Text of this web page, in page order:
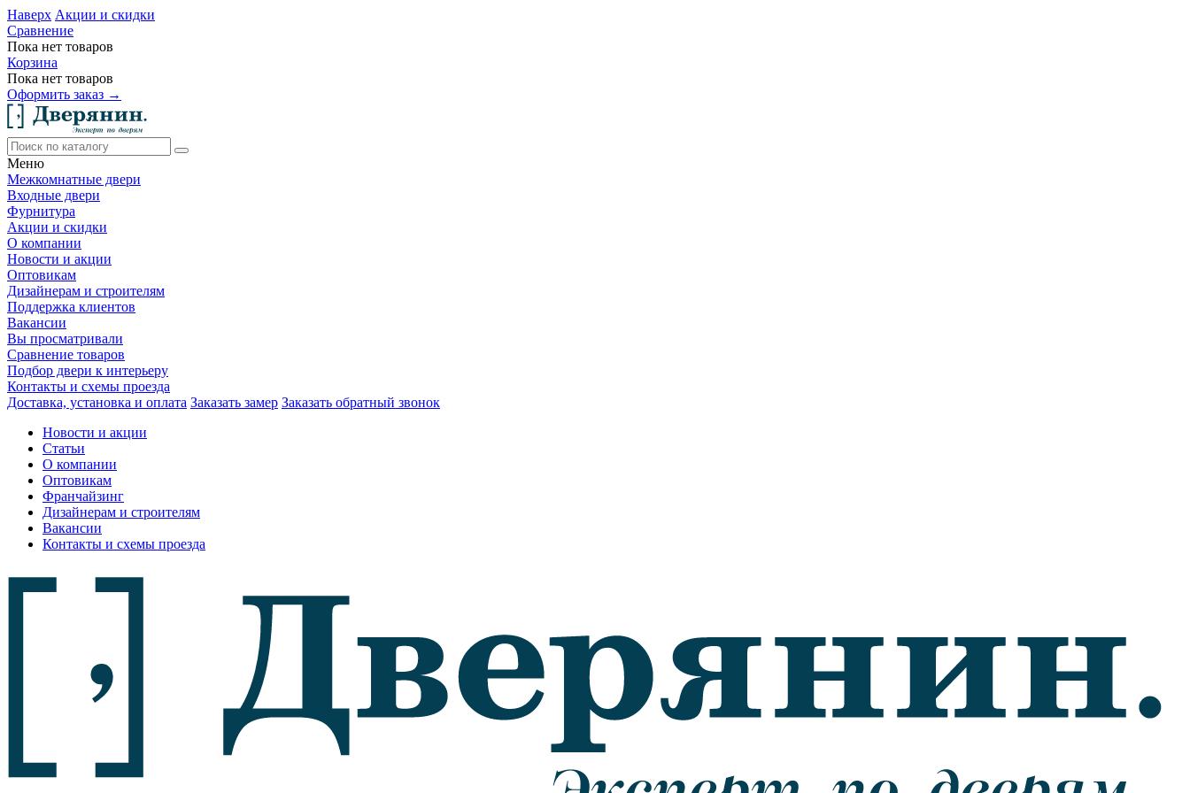
Наверх Акции и скидки
Сравнение
Пока нет товаров
Корзина
Пока нет товаров
Оформить заказ →
Меню
Межкомнатные двери
Входные двери
Фурнитура
Акции и скидки
О компании
Новости и акции
Оптовикам
Дизайнерам и строителям
Поддержка клиентов
Вакансии
Вы просматривали
Сравнение товаров
Подбор двери к интерьеру
Контакты и схемы проезда
Доставка, установка и оплата Заказать замер Заказать обратный звонок
Новости и акции
Статьи
О компании
Оптовикам
Франчайзинг
Дизайнерам и строителям
Вакансии
Контакты и схемы проезда